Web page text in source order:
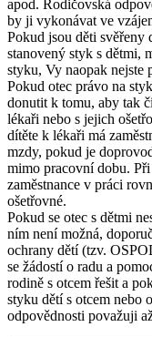
apod. Rodičovská
by ji vykonávat ve
Pokud jsou děti svěřeny
stanovený styk s dětmi,
styku, Vy naopak nejste
Pokud otec právo na
donutit k tomu, aby tak
lékaři nebo s jejich
dítěte k lékaři má
mzdy, pokud je
mimo pracovní dobu.
zaměstnance v práci
ošetřovné.
Pokud se otec s dětmi
ním není možná,
ochrany dětí (tzv.
se žádostí o radu a
rodině s otcem řešit a
styku dětí s otcem nebo
odpovědnosti považuji